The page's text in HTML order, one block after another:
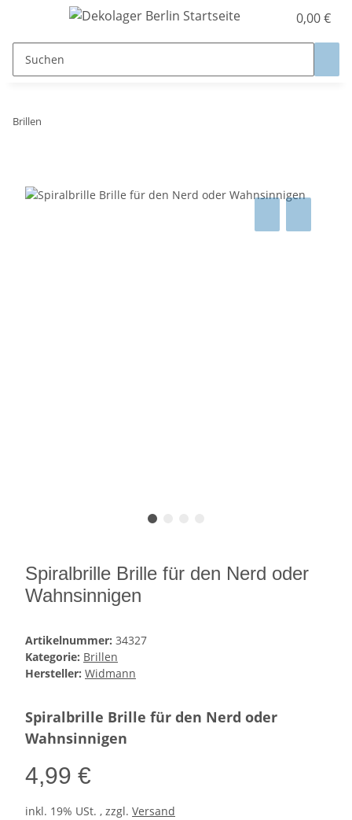
0,00 €
Brillen
Spiralbrille Brille für den Nerd oder
Wahnsinnigen
Artikelnummer: 34327
Kategorie: Brillen
Hersteller: Widmann
Spiralbrille Brille für den Nerd oder
Wahnsinnigen
4,99 €
inkl. 19% USt. , zzgl. Versand